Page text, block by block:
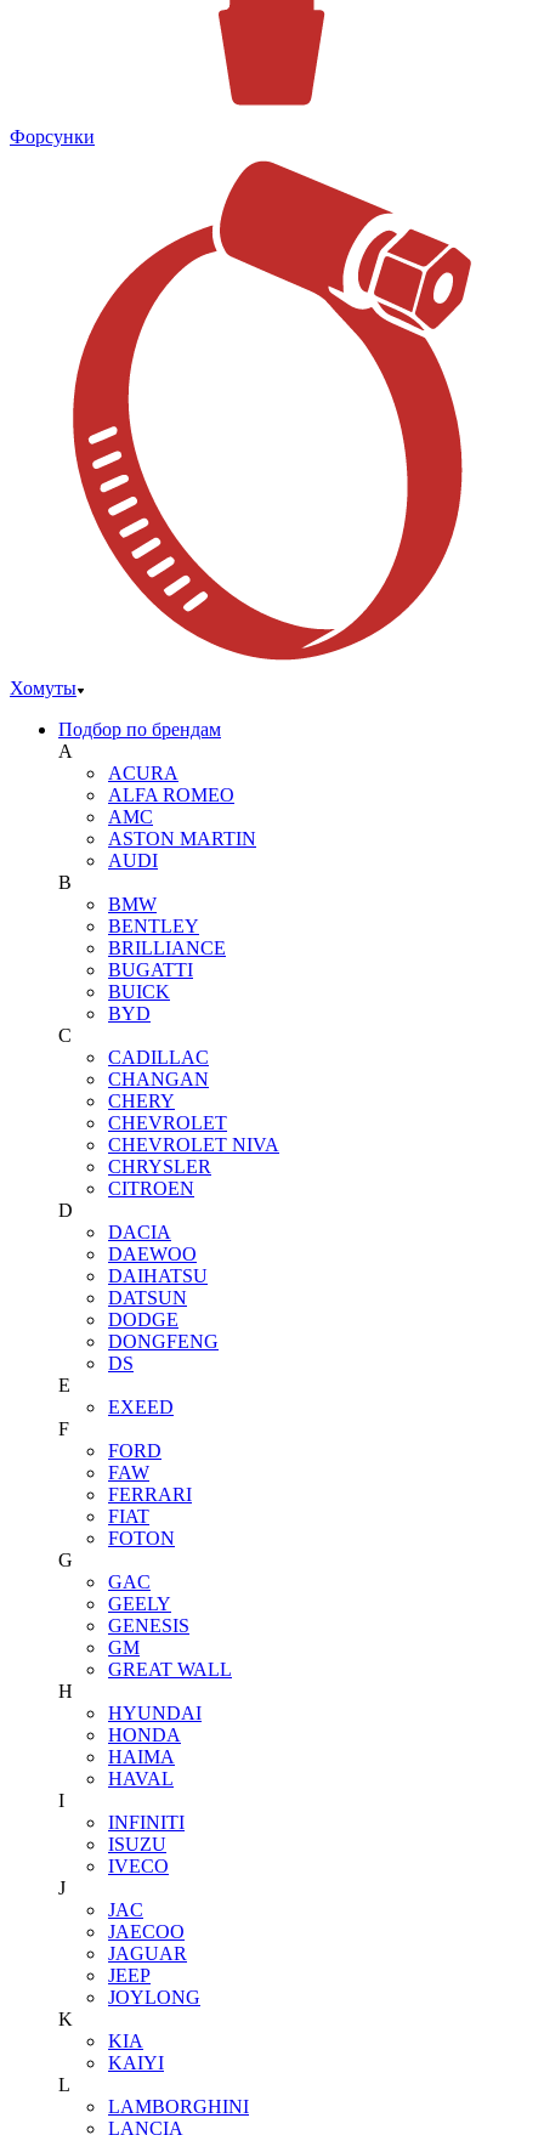
Форсунки
Хомуты
Подбор по брендам
A
ACURA
ALFA ROMEO
AMC
ASTON MARTIN
AUDI
B
BMW
BENTLEY
BRILLIANCE
BUGATTI
BUICK
BYD
C
CADILLAC
CHANGAN
CHERY
CHEVROLET
CHEVROLET NIVA
CHRYSLER
CITROEN
D
DACIA
DAEWOO
DAIHATSU
DATSUN
DODGE
DONGFENG
DS
E
EXEED
F
FORD
FAW
FERRARI
FIAT
FOTON
G
GAC
GEELY
GENESIS
GM
GREAT WALL
H
HYUNDAI
HONDA
HAIMA
HAVAL
I
INFINITI
ISUZU
IVECO
J
JAC
JAECOO
JAGUAR
JEEP
JOYLONG
K
KIA
KAIYI
L
LAMBORGHINI
LANCIA